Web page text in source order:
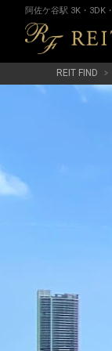
阿佐ケ谷駅 3K・3DK
REIT FIND